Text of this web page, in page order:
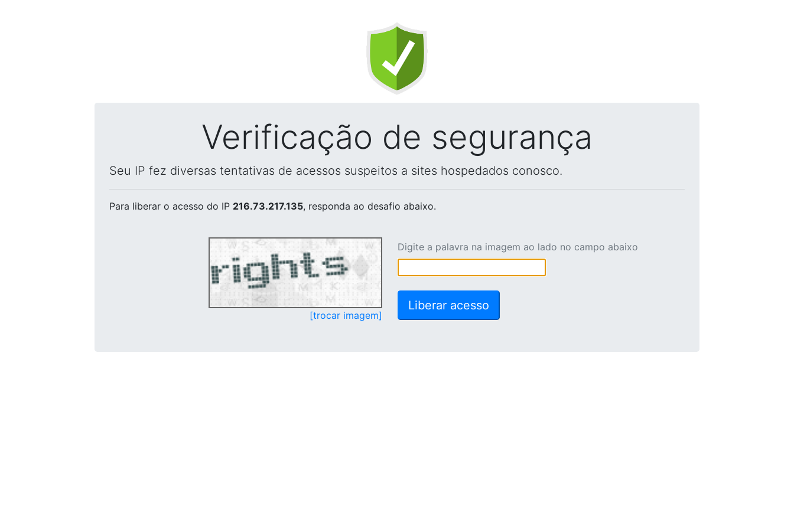
Verificação de segurança
Seu IP fez diversas tentativas de acessos suspeitos a sites hospedados conosco.
Para liberar o acesso do IP 216.73.217.135, responda ao desafio abaixo.
[trocar imagem]
Digite a palavra na imagem ao lado no campo abaixo